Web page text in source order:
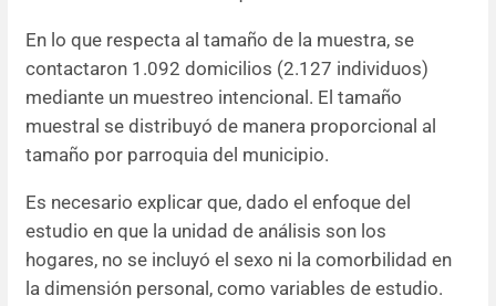
En lo que respecta al tamaño de la muestra, se
contactaron 1.092 domicilios (2.127 individuos)
mediante un muestreo intencional. El tamaño
muestral se distribuyó de manera proporcional al
tamaño por parroquia del municipio.
Es necesario explicar que, dado el enfoque del
estudio en que la unidad de análisis son los
hogares, no se incluyó el sexo ni la comorbilidad en
la dimensión personal, como variables de estudio.